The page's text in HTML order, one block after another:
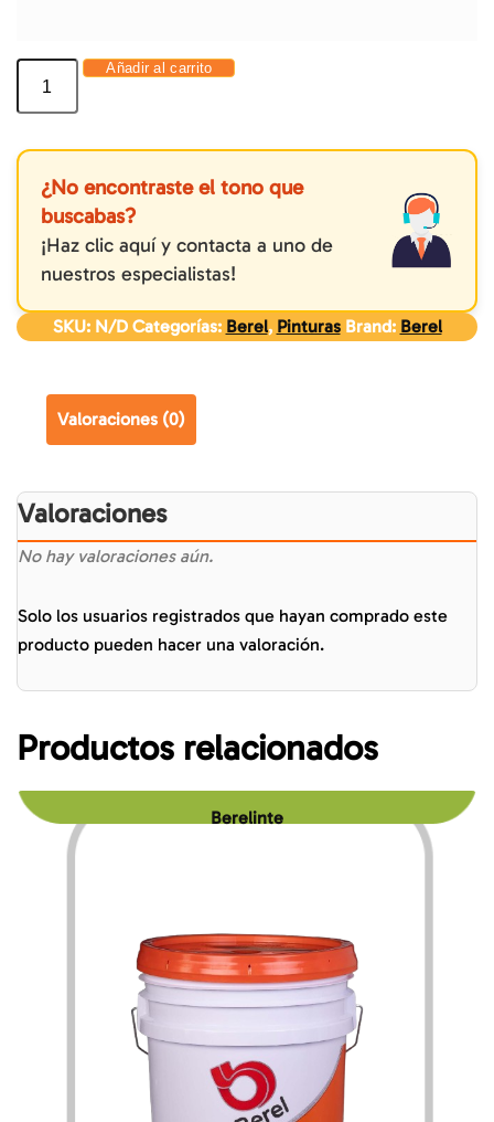
Añadir al carrito
¿No encontraste el tono que
buscabas?
¡Haz clic aquí y contacta a uno de
nuestros especialistas!
SKU: N/D Categorías: Berel, Pinturas Brand: Berel
Valoraciones (0)
Valoraciones
No hay valoraciones aún.
Solo los usuarios registrados que hayan comprado este
producto pueden hacer una valoración.
Productos relacionados
Berelinte